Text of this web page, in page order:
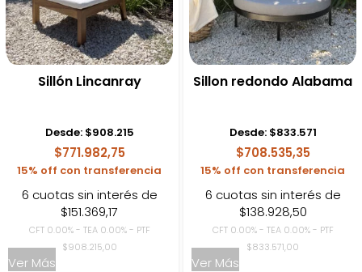
Sillón Lincanray
Desde: $908.215
$771.982,75
15% off con transferencia
6 cuotas sin interés de
$151.369,17
CFT 0.00% - TEA 0.00% - PTF
$908.215,00
Ver Más
Sillon redondo Alabama
Desde: $833.571
$708.535,35
15% off con transferencia
6 cuotas sin interés de
$138.928,50
CFT 0.00% - TEA 0.00% - PTF
$833.571,00
Ver Más